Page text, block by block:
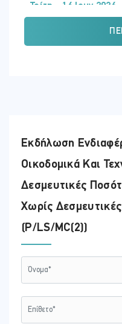
Τρίτη - 16 Ιουν 2026
Εκδήλωση
Οικοδομικά Και
Δεσμευτικές
Χωρίς
(P/LS/MC(2))